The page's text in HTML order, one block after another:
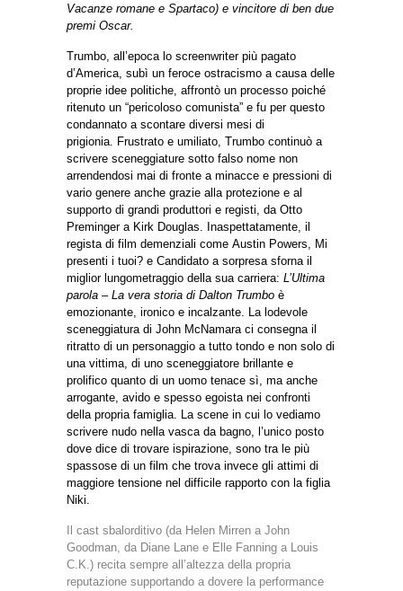
Vacanze romane e Spartaco) e vincitore di ben due
premi Oscar.
Trumbo, all’epoca lo screenwriter più pagato
d’America, subì un feroce ostracismo a causa delle
proprie idee politiche, affrontò un processo poiché
ritenuto un “pericoloso comunista” e fu per questo
condannato a scontare diversi mesi di
prigionia. Frustrato e umiliato, Trumbo continuò a
scrivere sceneggiature sotto falso nome non
arrendendosi mai di fronte a minacce e pressioni di
vario genere anche grazie alla protezione e al
supporto di grandi produttori e registi, da Otto
Preminger a Kirk Douglas. Inaspettatamente, il
regista di film demenziali come Austin Powers, Mi
presenti i tuoi? e Candidato a sorpresa sforna il
miglior lungometraggio della sua carriera: L’Ultima
parola – La vera storia di Dalton Trumbo è
emozionante, ironico e incalzante. La lodevole
sceneggiatura di John McNamara ci consegna il
ritratto di un personaggio a tutto tondo e non solo di
una vittima, di uno sceneggiatore brillante e
prolifico quanto di un uomo tenace sì, ma anche
arrogante, avido e spesso egoista nei confronti
della propria famiglia. La scene in cui lo vediamo
scrivere nudo nella vasca da bagno, l’unico posto
dove dice di trovare ispirazione, sono tra le più
spassose di un film che trova invece gli attimi di
maggiore tensione nel difficile rapporto con la figlia
Niki.
Il cast sbalorditivo (da Helen Mirren a John
Goodman, da Diane Lane e Elle Fanning a Louis
C.K.) recita sempre all’altezza della propria
reputazione supportando a dovere la performance